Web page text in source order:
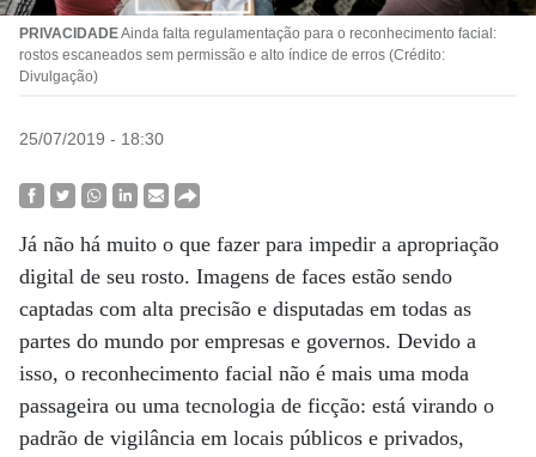
PRIVACIDADEAinda falta regulamentação para o reconhecimento facial:
rostos escaneados sem permissão e alto índice de erros (Crédito:
Divulgação)
25/07/2019 - 18:30
Já não há muito o que fazer para impedir a apropriação
digital de seu rosto. Imagens de faces estão sendo
captadas com alta precisão e disputadas em todas as
partes do mundo por empresas e governos. Devido a
isso, o reconhecimento facial não é mais uma moda
passageira ou uma tecnologia de ficção: está virando o
padrão de vigilância em locais públicos e privados,